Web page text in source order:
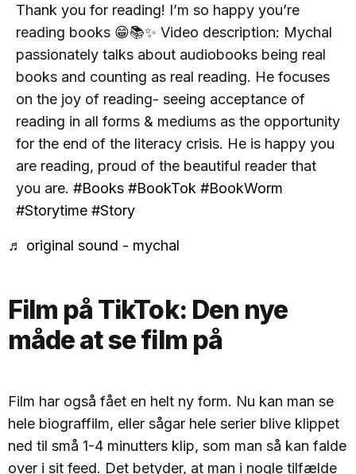
Thank you for reading! I’m so happy you’re
reading books 😁📚✨ Video description: Mychal
passionately talks about audiobooks being real
books and counting as real reading. He focuses
on the joy of reading- seeing acceptance of
reading in all forms & mediums as the opportunity
for the end of the literacy crisis. He is happy you
are reading, proud of the beautiful reader that
you are. #Books #BookTok #BookWorm
#Storytime #Story
♬ original sound - mychal
Film på TikTok: Den nye
måde at se film på
Film har også fået en helt ny form. Nu kan man se
hele biograffilm, eller sågar hele serier blive klippet
ned til små 1-4 minutters klip, som man så kan falde
over i sit feed. Det betyder, at man i nogle tilfælde